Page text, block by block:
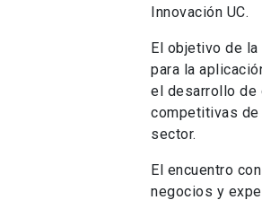
Innovación UC.
El objetivo de
para la
el desarrollo de
competitivas de
sector.
El encuentro
negocios y